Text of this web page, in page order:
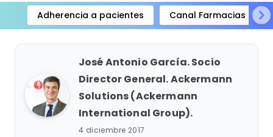
Adherencia a pacientes Canal Farmacias
Item
1
José Antonio García. Socio
Director General. Ackermann
Solutions (Ackermann
International Group).
4 diciembre 2017